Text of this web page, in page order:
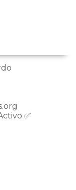
✅